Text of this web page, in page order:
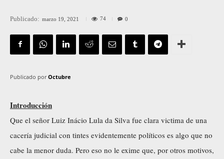
Publicado: marzo 19, 2021 74 0
Publicado por Octubre
Introducción
Que el señor Luiz Inácio Lula da Silva fue clara victima de una
cacería judicial con tintes evidentemente políticos es algo que no
cabe la menor duda. Pero eso no le exime que, por otros motivos,